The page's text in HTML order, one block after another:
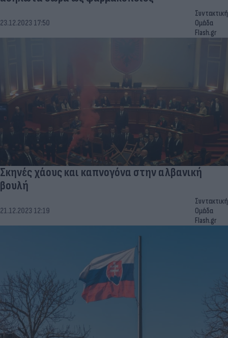
23.12.2023 17:50
Συντακτική
Ομάδα
Flash.gr
Σκηνές χάους και καπνογόνα στην αλβανική
βουλή
21.12.2023 12:19
Συντακτική
Ομάδα
Flash.gr